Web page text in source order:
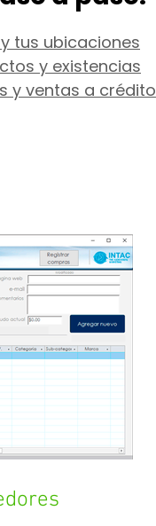
tus ubicaciones
y existencias
y ventas a crédito